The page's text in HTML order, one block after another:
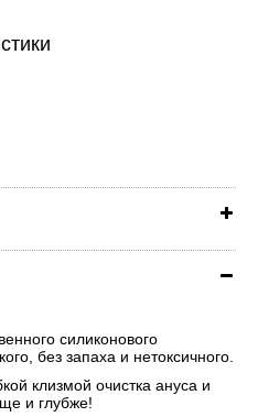
силиконового
без запаха и нетоксичного.
клизмой очистка ануса и
и глубже!